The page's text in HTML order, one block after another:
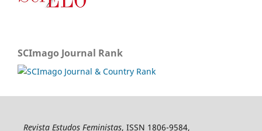
SCImago Journal Rank
Revista Estudos Feministas, ISSN 1806-9584,